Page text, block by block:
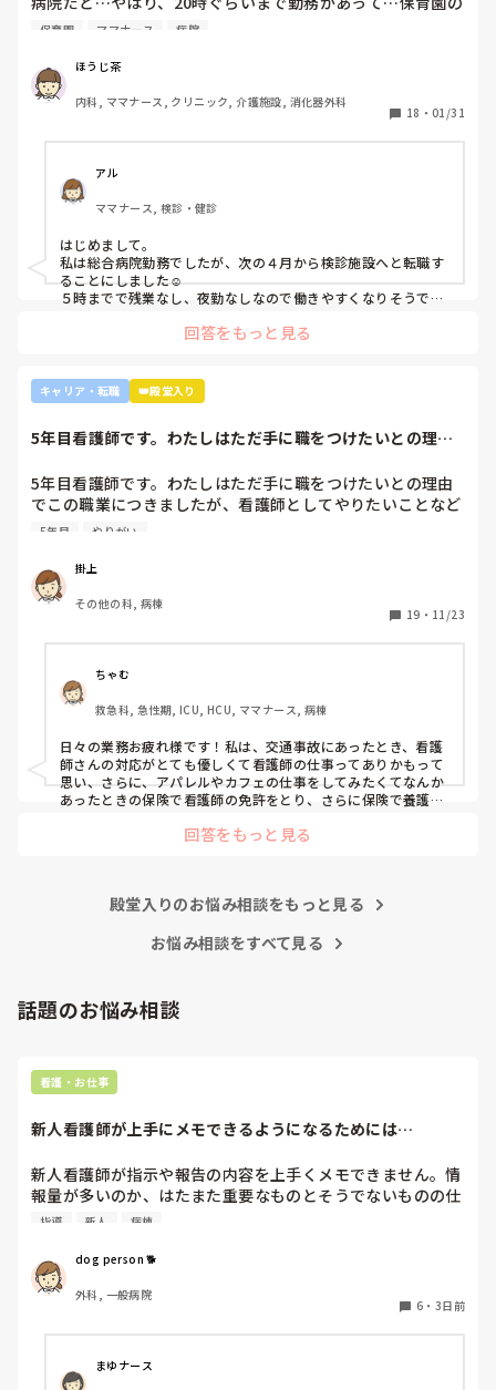
と。
師長さんの言ってることも確かに理解できますが
てないですし、病棟での臨床経験を積んで学んでいきたいと
気持ちがあります。
・転職する
みるとおもしろいですよ。ただ、転職するなら3年は基礎をつ
けてもいいのかなと思います。中途採用は即戦力を期待されま
お迎えが間に合わないことが多くて…
保育園 ママナース 病院
ほうじ茶
内科, ママナース, クリニック, 介護施設, 消化器外科
18 ・ 01/31
アル
ママナース, 検診・健診
はじめまして。
私は総合病院勤務でしたが、次の４月から検診施設へと転職す
ることにしました☺️
５時までで残業なし、夜勤なしなので働きやすくなりそうです
回答をもっと見る
キャリア・転職 👑殿堂入り
5年目看護師です。わたしはただ手に職をつけたいとの理由
5年目看護師です。わたしはただ手に職をつけたいとの理由
でこの職業につきましたが、看護師としてやりたいことなど
あまり考えたことがなく、ただ言われたことをやっているよ
続けてしまっています。
みなさんはどういったきっかけで看護師を目指したり、今の
科についていたりしますか？
笑
5年目 やりがい
掛上
その他の科, 病棟
19 ・ 11/23
ちゃむ
救急科, 急性期, ICU, HCU, ママナース, 病棟
日々の業務お疲れ様です！私は、交通事故にあったとき、看護
師さんの対応がとても優しくて看護師の仕事ってありかもって
思い、さらに、アパレルやカフェの仕事をしてみたくてなんか
あったときの保険で看護師の免許をとり、さらに保険で養護教
回答をもっと見る
殿堂入りのお悩み相談をもっと見る
お悩み相談をすべて見る
話題のお悩み相談
看護・お仕事
新人看護師が上手にメモできるようになるためには…
新人看護師が指示や報告の内容を上手くメモできません。情
報量が多いのか、はたまた重要なものとそうでないものの仕
分けができないのか…  肝心な事柄を逃してしまいます。何
示・報告するよう皆で努力しています。
指導 新人 病棟
dog person 🐕
外科, 一般病院
6 ・ 3日前
まゆナース